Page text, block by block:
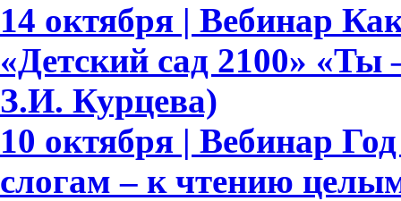
14 октября | Вебинар
«Детский сад 2100» «Ты
З.И. Курцева)
10 октября | Вебинар
слогам – к чтению